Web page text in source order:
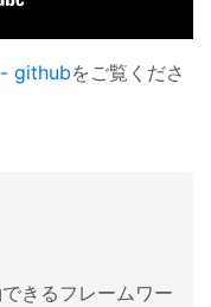
githubをご覧くださ
きるフレームワー